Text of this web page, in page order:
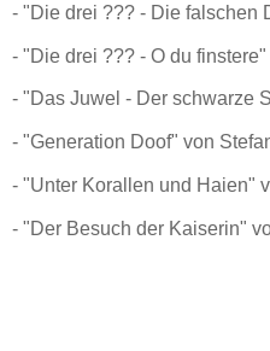
- "Die drei ??? - Die falschen
- "Die drei ??? - O du
- "Das Juwel - Der schwarze
- "Generation Doof" von
- "Unter Korallen und Haien"
- "Der Besuch der Kaiserin"